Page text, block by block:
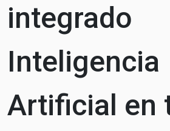
integrado
Inteligencia
Artificial en